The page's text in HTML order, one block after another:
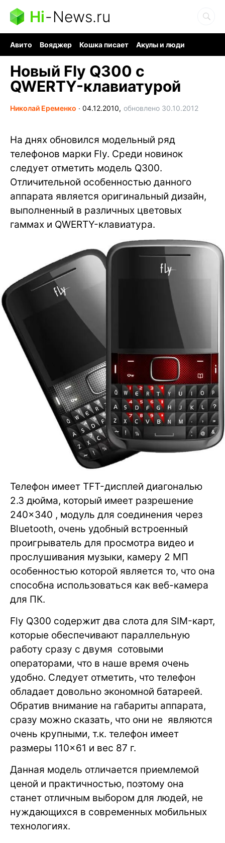
Hi-News.ru
Авито Вояджер Кошка писает
Акулы и люди
Новый Fly Q300 с
QWERTY-клавиатурой
Николай Еременко ∙ 04.12.2010, обновлено 30.10.2012
На днях обновился модельный ряд
телефонов марки Fly. Среди новинок
следует отметить модель Q300.
Отличительной особенностью данного
аппарата является оригинальный дизайн,
выполненный в различных цветовых
гаммах и QWERTY-клавиатура.
Телефон имеет TFT-дисплей диагональю
2.3 дюйма, который имеет разрешение
240×340 , модуль для соединения через
Bluetooth, очень удобный встроенный
проигрыватель для просмотра видео и
прослушивания музыки, камеру 2 МП
особенностью которой является то, что она
способна использоваться как веб-камера
для ПК.
Fly Q300 содержит два слота для SIM-карт,
которые обеспечивают параллельную
работу сразу с двумя сотовыми
операторами, что в наше время очень
удобно. Следует отметить, что телефон
обладает довольно экономной батареей.
Обратив внимание на габариты аппарата,
сразу можно сказать, что они не являются
очень крупными, т.к. телефон имеет
размеры 110×61 и вес 87 г.
Данная модель отличается приемлемой
ценой и практичностью, поэтому она
станет отличным выбором для людей, не
нуждающихся в современных мобильных
технологиях.